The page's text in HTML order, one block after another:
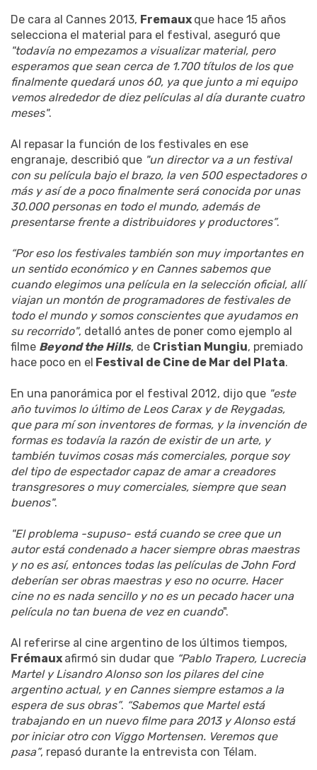
De cara al Cannes 2013, Fremaux que hace 15 años
selecciona el material para el festival, aseguró que
"todavía no empezamos a visualizar material, pero
esperamos que sean cerca de 1.700 títulos de los que
finalmente quedará unos 60, ya que junto a mi equipo
vemos alrededor de diez películas al día durante cuatro
meses".
Al repasar la función de los festivales en ese
engranaje, describió que "un director va a un festival
con su película bajo el brazo, la ven 500 espectadores o
más y así de a poco finalmente será conocida por unas
30.000 personas en todo el mundo, además de
presentarse frente a distribuidores y productores”.
“Por eso los festivales también son muy importantes en
un sentido económico y en Cannes sabemos que
cuando elegimos una película en la selección oficial, allí
viajan un montón de programadores de festivales de
todo el mundo y somos conscientes que ayudamos en
su recorrido", detalló antes de poner como ejemplo al
filme Beyond the Hills, de Cristian Mungiu, premiado
hace poco en el Festival de Cine de Mar del Plata.
En una panorámica por el festival 2012, dijo que "este
año tuvimos lo último de Leos Carax y de Reygadas,
que para mí son inventores de formas, y la invención de
formas es todavía la razón de existir de un arte, y
también tuvimos cosas más comerciales, porque soy
del tipo de espectador capaz de amar a creadores
transgresores o muy comerciales, siempre que sean
buenos".
"El problema -supuso- está cuando se cree que un
autor está condenado a hacer siempre obras maestras
y no es así, entonces todas las películas de John Ford
deberían ser obras maestras y eso no ocurre. Hacer
cine no es nada sencillo y no es un pecado hacer una
película no tan buena de vez en cuando".
Al referirse al cine argentino de los últimos tiempos,
Frémaux afirmó sin dudar que “Pablo Trapero, Lucrecia
Martel y Lisandro Alonso son los pilares del cine
argentino actual, y en Cannes siempre estamos a la
espera de sus obras”. “Sabemos que Martel está
trabajando en un nuevo filme para 2013 y Alonso está
por iniciar otro con Viggo Mortensen. Veremos que
pasa”, repasó durante la entrevista con Télam.